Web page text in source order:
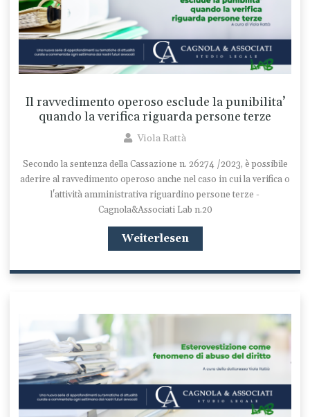
Il ravvedimento operoso esclude la punibilita’
quando la verifica riguarda persone terze
Viola Rattà
Secondo la sentenza della Cassazione n. 26274 /2023, è possibile
aderire al ravvedimento operoso anche nel caso in cui la verifica o
l'attività amministrativa riguardino persone terze -
Cagnola&Associati Lab n.20
Weiterlesen